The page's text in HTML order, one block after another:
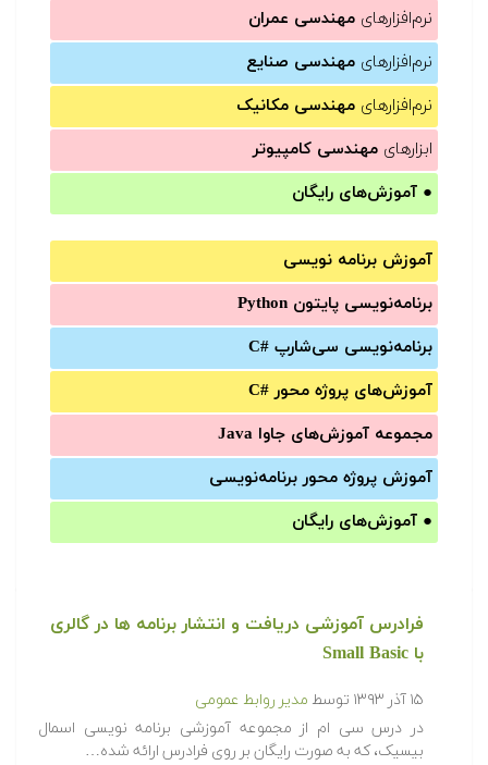
نرم‌افزارهای مهندسی عمران
نرم‌افزارهای مهندسی صنایع
نرم‌افزارهای مهندسی مکانیک
ابزارهای مهندسی کامپیوتر
● آموزش‌های رایگان
آموزش برنامه نویسی
برنامه‌نویسی پایتون Python
برنامه‌‌نویسی سی‌شارپ C#‎
آموزش‌های پروژه محور #C
مجموعه آموزش‌های جاوا Java
آموزش‌ پروژه محور برنامه‌نویسی
● آموزش‌های رایگان
فرادرس آموزشی دریافت و انتشار برنامه ها در گالری
با Small Basic
۱۵ آذر ۱۳۹۳ توسط مدیر روابط عمومی
در درس سی ام از مجموعه آموزشی برنامه نویسی اسمال
بیسیک، که به صورت رایگان بر روی فرادرس ارائه شده…